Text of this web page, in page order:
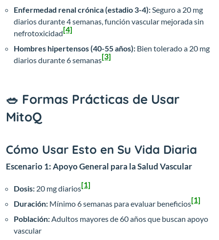
Enfermedad renal crónica (estadio 3-4):Seguro a 20 mg
diarios durante 4 semanas, función vascular mejorada sin
nefrotoxicidad[4]
Hombres hipertensos (40-55 años): Bien tolerado a 20 mg
diarios durante 6 semanas[3]
🥗 Formas Prácticas de Usar
MitoQ
Cómo Usar Esto en Su Vida Diaria
Escenario 1: Apoyo General para la Salud Vascular
Dosis: 20 mg diarios[1]
Duración: Mínimo 6 semanas para evaluar beneficios[1]
Población: Adultos mayores de 60 años que buscan apoyo
vascular